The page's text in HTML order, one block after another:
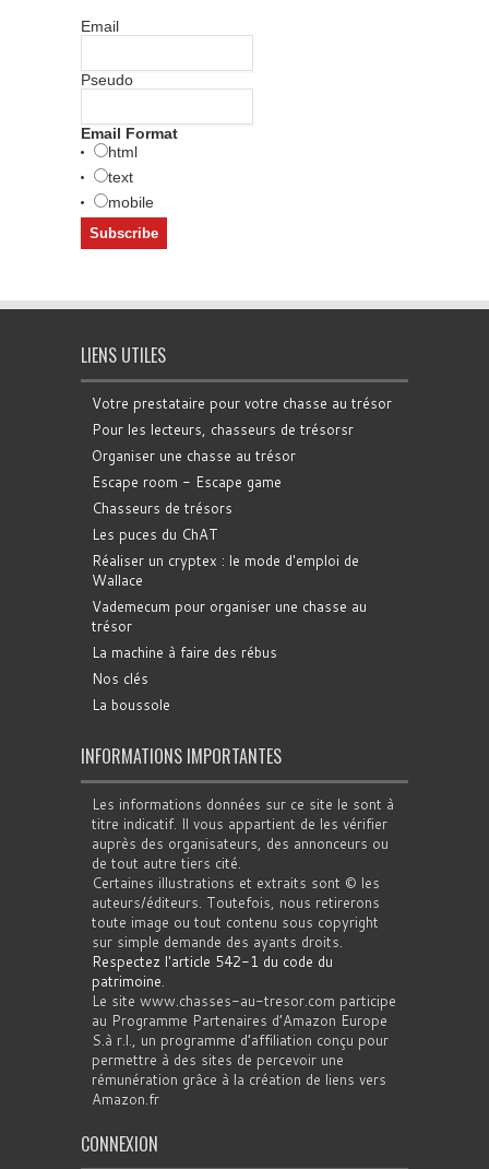
Email
Pseudo
Email Format
html
text
mobile
LIENS UTILES
Votre prestataire pour votre chasse au trésor
Pour les lecteurs, chasseurs de trésorsr
Organiser une chasse au trésor
Escape room - Escape game
Chasseurs de trésors
Les puces du ChAT
Réaliser un cryptex : le mode d'emploi de
Wallace
Vademecum pour organiser une chasse au
trésor
La machine à faire des rébus
Nos clés
La boussole
INFORMATIONS IMPORTANTES
Les informations données sur ce site le sont à
titre indicatif. Il vous appartient de les vérifier
auprès des organisateurs, des annonceurs ou
de tout autre tiers cité.
Certaines illustrations et extraits sont © les
auteurs/éditeurs. Toutefois, nous retirerons
toute image ou tout contenu sous copyright
sur simple demande des ayants droits.
Respectez l'article 542-1 du code du
patrimoine.
Le site www.chasses-au-tresor.com participe
au Programme Partenaires d’Amazon Europe
S.à r.l., un programme d’affiliation conçu pour
permettre à des sites de percevoir une
rémunération grâce à la création de liens vers
Amazon.fr
CONNEXION